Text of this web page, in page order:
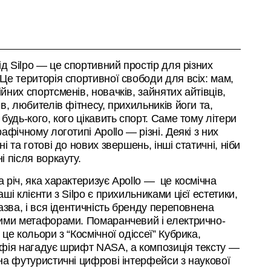
Silpo — це спортивний простір для різних
територія спортивної свободи для всіх: мам,
спортсменів, новачків, зайнятих айтівців,
любителів фітнесу, прихильників йоги та,
кого, кого цікавить спорт. Саме тому літери
логотипі Apollo — різні. Деякі з них
та готові до нових звершень, інші статичні, ніби
після воркауту.
яка характеризує Apollo — це космічна
клієнти з Silpo є прихильниками цієї естетики,
і вся ідентичність бренду переповнена
метафорами. Помаранчевий і електрично-
кольори з “Космічної одіссеї” Кубрика,
нагадує шрифт NASA, а композиція тексту —
футуристичні цифрові інтерфейси з наукової